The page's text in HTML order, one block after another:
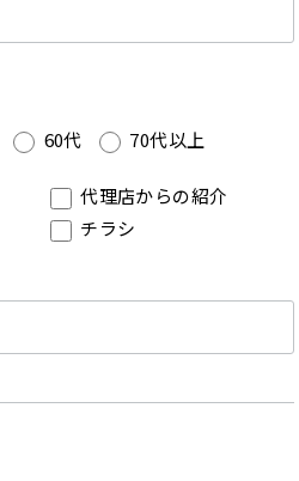
60代 70代以上
代理店からの紹介
チラシ